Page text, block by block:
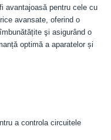
avantajoasă pentru cele cu
avansate, oferind o
şi asigurând o
optimă a aparatelor și
a controla circuitele